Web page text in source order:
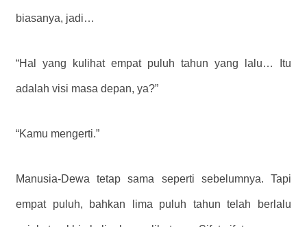
biasanya, jadi…
“Hal yang kulihat empat puluh tahun yang lalu… Itu
adalah visi masa depan, ya?”
“Kamu mengerti.”
Manusia-Dewa tetap sama seperti sebelumnya. Tapi
empat puluh, bahkan lima puluh tahun telah berlalu